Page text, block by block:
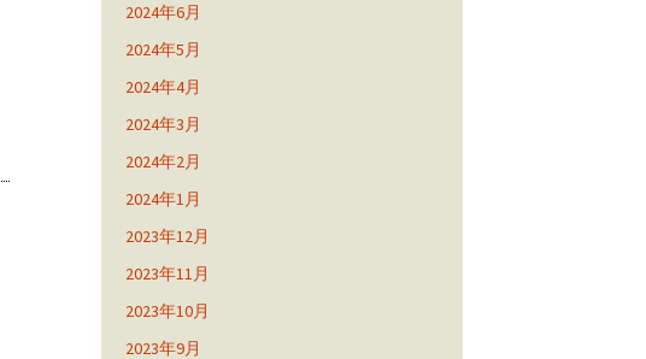
2024年6月
2024年5月
2024年4月
2024年3月
2024年2月
2024年1月
2023年12月
2023年11月
2023年10月
2023年9月